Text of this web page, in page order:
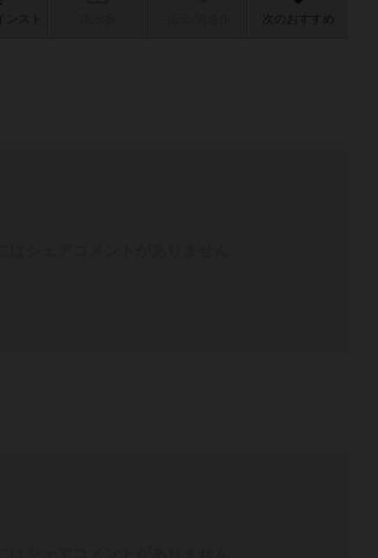
次のおすすめ